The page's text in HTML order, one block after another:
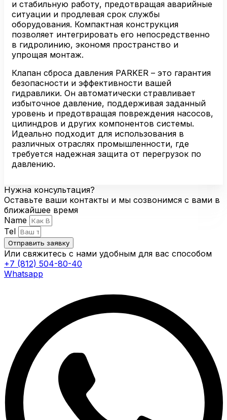
и стабильную работу, предотвращая аварийные
ситуации и продлевая срок службы
оборудования. Компактная конструкция
позволяет интегрировать его непосредственно
в гидролинию, экономя пространство и
упрощая монтаж.
Клапан сброса давления PARKER – это гарантия
безопасности и эффективности вашей
гидравлики. Он автоматически стравливает
избыточное давление, поддерживая заданный
уровень и предотвращая повреждения насосов,
цилиндров и других компонентов системы.
Идеально подходит для использования в
различных отраслях промышленности, где
требуется надежная защита от перегрузок по
давлению.
Нужна консультация?
Оставьте ваши контакты и мы созвонимся с вами в
ближайшее время
Name
Tel
Отправить заявку
Или свяжитесь с нами удобным для вас способом
+7 (812) 504-80-40
Whatsapp